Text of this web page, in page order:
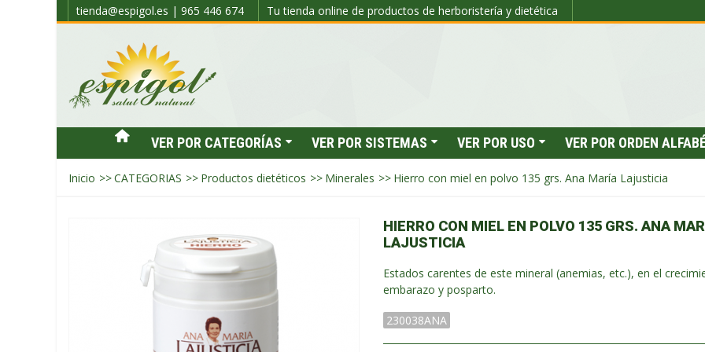
tienda@espigol.es | 965 446 674 Tu tienda online de productos de herboristería y dietética
VER POR CATEGORÍAS VER POR SISTEMAS VER POR USO VER POR ORDEN
Inicio >>CATEGORIAS >> Productos dietéticos >> Minerales >> Hierro con miel en polvo 135 grs. Ana María Lajusticia
HIERRO CON MIEL EN POLVO 135 GRS. ANA
LAJUSTICIA
Estados carentes de este mineral (anemias, etc.), en el
embarazo y posparto.
230038ANA